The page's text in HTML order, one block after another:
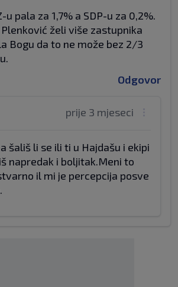
u pala za 1,7% a SDP-u za 0,2%.
želi više zastupnika
Bogu da to ne može bez 2/3
Odgovor
prije 3 mjeseci
šališ li se ili ti u Hajdašu i ekipi
napredak i boljitak.Meni to
il mi je percepcija posve